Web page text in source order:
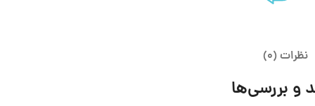
نظرات (0)
و بررسی‌ها